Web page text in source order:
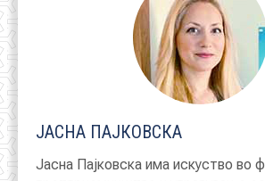
ЈАСНА ПАЈКОВСКА
Јасна Пајковска има искуство во